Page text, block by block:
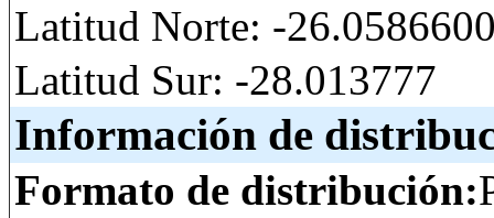
Latitud Norte: -
Latitud Sur: -28.013777
Información de
Formato de distribución: